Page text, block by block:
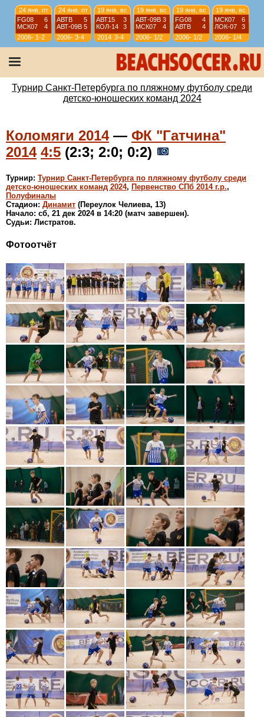
24 янв, пт
FG08
6
МСК07
4
2006-
07
1-2
24 янв, пт
АВТВ
5
АВТ-09B 5
2006-
07
3-4
19 янв, вс
АВТ15
3
КОЛ-14
3
2014 3-4
19 янв, вс
АВТ-09B 3
МСК07
4
2006-
07
1/2
19 янв, вс
FG08
4
АВТВ
4
2006-
07
1/2
19 янв, вс
МСК07
6
ЛОК-07
3
2006-
07
1/4
07
12 янв, вс
АВТ-09B 6
ЛИС08
4
07
12 янв, вс
ИСКР-07 5
СШЛ08R 3
07
12 янв, вс
ИС-08
1
МСК08
4
07
Турнир Санкт-Петербурга по пляжному футболу среди
детско-юношеских команд 2024
Коломяги 2014— ФК "Гатчина"
2014 4:5 (2:3; 2:0; 0:2)
Турнир: Турнир Санкт-Петербурга по пляжному футболу среди
детско-юношеских команд 2024, Первенство СПб 2014 г.р.,
Полуфиналы
Стадион: Динамит (Переулок Челиева, 13)
Начало: сб, 21 дек 2024 в 14:20 (матч завершен).
Судьи: Листратов.
Фотоотчёт